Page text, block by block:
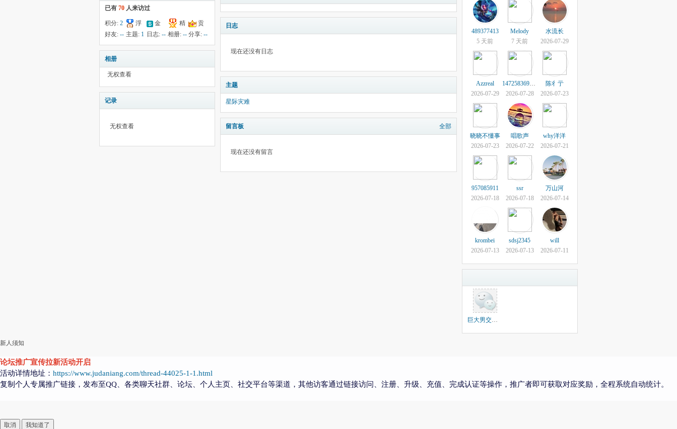
已有 70 人来访过
积分: 2
浮
云:220
金
钱:3
精
华:--
贡
献:--
好友: -- 主题: 1 日志:-- 相册: -- 分享:--
相册
无权查看
记录
无权查看
日志
现在还没有日志
主题
星际灾难
留言板 全部
现在还没有留言
489377413
5 天前
Melody
7 天前
水流长
2026-07-29
Azzreal
2026-07-29
147258369000
2026-07-28
陈彳亍
2026-07-23
晓晓不懂事
2026-07-23
唱歌声
2026-07-22
why洋洋
2026-07-21
957085911
2026-07-18
ssr
2026-07-18
万山河
2026-07-14
krombei
2026-07-13
sdsj2345
2026-07-13
will
2026-07-11
巨大男交流群组
新人须知
论坛推广宣传拉新活动开启
活动详情地址： https://www.judaniang.com/thread-44025-1-1.html
复制个人专属推广链接，发布至QQ、各类聊天社群、论坛、个人主页、社交平台等渠道，其他访客通过链接访问、注册、升级、充值、完成认证等操作，推广者即可获取对应奖励，全程系统自动统计。
取消 我知道了